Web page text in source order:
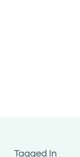
Tagged In